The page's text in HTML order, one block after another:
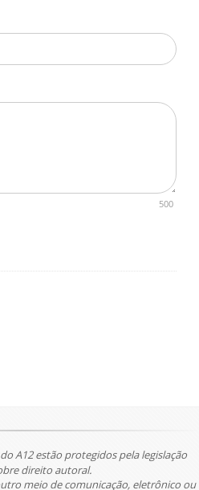
500
A12 estão protegidos pela legislação
direito autoral.
meio de comunicação, eletrônico ou